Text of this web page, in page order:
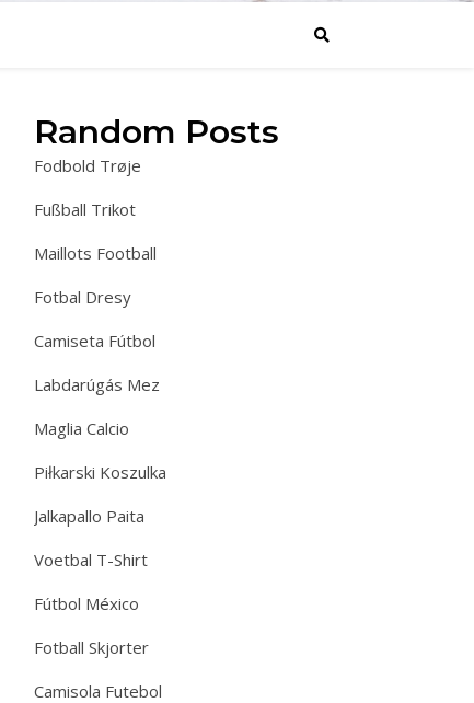
Random Posts
Fodbold Trøje
Fußball Trikot
Maillots Football
Fotbal Dresy
Camiseta Fútbol
Labdarúgás Mez
Maglia Calcio
Piłkarski Koszulka
Jalkapallo Paita
Voetbal T-Shirt
Fútbol México
Fotball Skjorter
Camisola Futebol